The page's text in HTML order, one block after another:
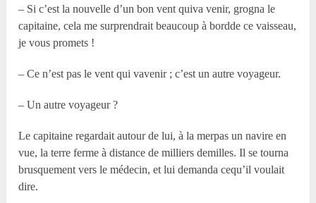
– Si c’est la nouvelle d’un bon vent quiva venir, grogna le
capitaine, cela me surprendrait beaucoup à bordde ce vaisseau,
je vous promets !
– Ce n’est pas le vent qui vavenir ; c’est un autre voyageur.
– Un autre voyageur ?
Le capitaine regardait autour de lui, à la merpas un navire en
vue, la terre ferme à distance de milliers demilles. Il se tourna
brusquement vers le médecin, et lui demanda cequ’il voulait
dire.